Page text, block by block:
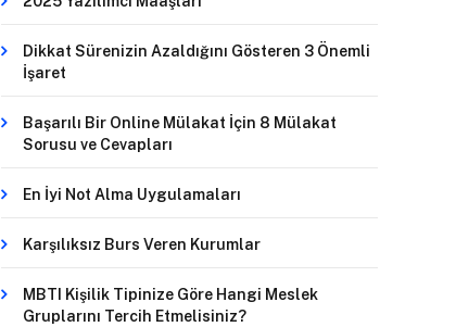
Dikkat Sürenizin Azaldığını Gösteren 3 Önemli
İşaret
Başarılı Bir Online Mülakat İçin 8 Mülakat
Sorusu ve Cevapları
En İyi Not Alma Uygulamaları
Karşılıksız Burs Veren Kurumlar
MBTI Kişilik Tipinize Göre Hangi Meslek
Gruplarını Tercih Etmelisiniz?